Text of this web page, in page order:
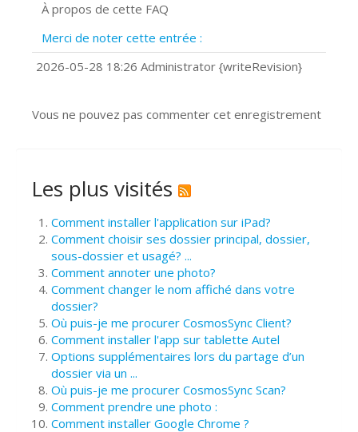
Prise de vue 360°
?
Comment installer Google Chrome ?
À propos de cette FAQ
Merci de noter cette entrée :
2026-05-28 18:26 Administrator {writeRevision}
Vous ne pouvez pas commenter cet enregistrement
Les plus visités
Comment installer l'application sur iPad?
Comment choisir ses dossier principal, dossier,
sous-dossier et usagé? ...
Comment annoter une photo?
Comment changer le nom affiché dans votre
dossier?
Où puis-je me procurer CosmosSync Client?
Comment installer l'app sur tablette Autel
Options supplémentaires lors du partage d’un
dossier via un ...
Où puis-je me procurer CosmosSync Scan?
Comment prendre une photo :
Comment installer Google Chrome ?